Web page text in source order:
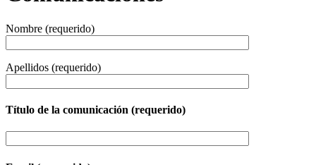
Nombre (requerido)
Apellidos (requerido)
Título de la comunicación (requerido)